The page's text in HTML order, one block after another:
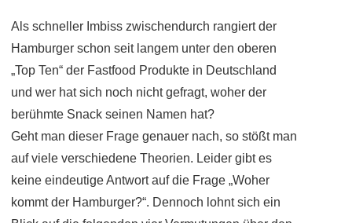
Als schneller Imbiss zwischendurch rangiert der
Hamburger schon seit langem unter den oberen
„Top Ten“ der Fastfood Produkte in Deutschland
und wer hat sich noch nicht gefragt, woher der
berühmte Snack seinen Namen hat?
Geht man dieser Frage genauer nach, so stößt man
auf viele verschiedene Theorien. Leider gibt es
keine eindeutige Antwort auf die Frage „Woher
kommt der Hamburger?“. Dennoch lohnt sich ein